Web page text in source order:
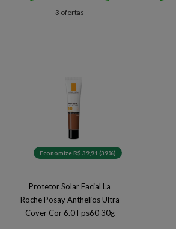
3 ofertas
Economize R$ 39,91 (39%)
Protetor Solar Facial La
Roche Posay Anthelios Ultra
Cover Cor 6.0 Fps60 30g